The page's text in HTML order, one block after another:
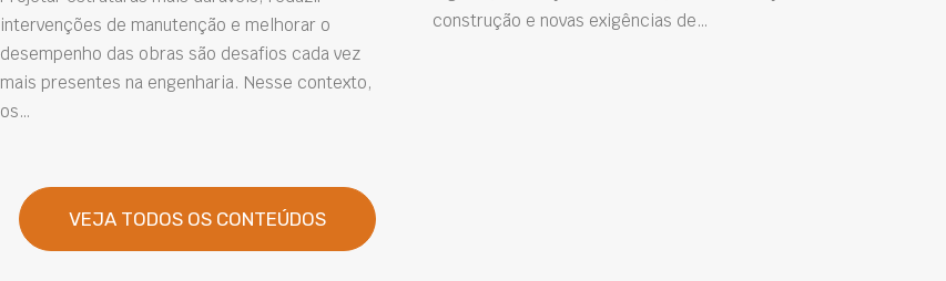
intervenções de manutenção e melhorar o
desempenho das obras são desafios cada vez
mais presentes na engenharia. Nesse contexto,
os…
construção e novas exigências de…
VEJA TODOS OS CONTEÚDOS